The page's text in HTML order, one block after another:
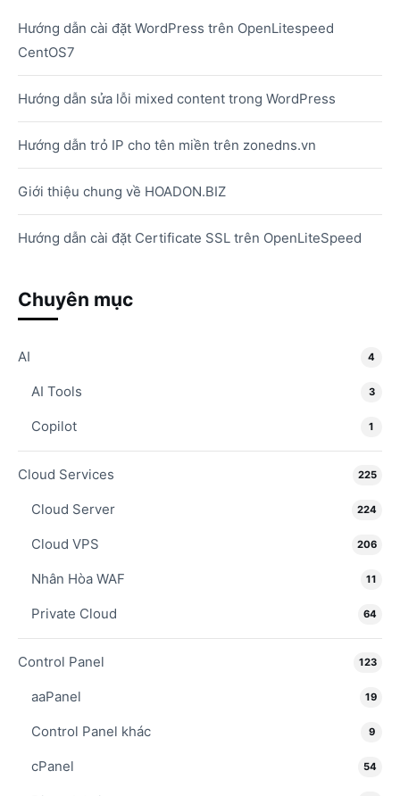
Hướng dẫn cài đặt WordPress trên OpenLitespeed
CentOS7
Hướng dẫn sửa lỗi mixed content trong WordPress
Hướng dẫn trỏ IP cho tên miền trên zonedns.vn
Giới thiệu chung về HOADON.BIZ
Hướng dẫn cài đặt Certificate SSL trên OpenLiteSpeed
Chuyên mục
AI 4
AI Tools 3
Copilot 1
Cloud Services 225
Cloud Server 224
Cloud VPS 206
Nhân Hòa WAF 11
Private Cloud 64
Control Panel 123
aaPanel 19
Control Panel khác 9
cPanel 54